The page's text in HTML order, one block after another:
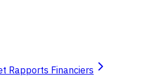
Rapports Financiers